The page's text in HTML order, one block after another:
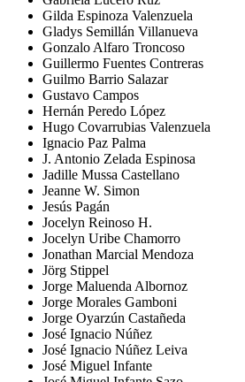
Gilda Espinoza Valenzuela
Gladys Semillán Villanueva
Gonzalo Alfaro Troncoso
Guillermo Fuentes Contreras
Guilmo Barrio Salazar
Gustavo Campos
Hernán Peredo López
Hugo Covarrubias Valenzuela
Ignacio Paz Palma
J. Antonio Zelada Espinosa
Jadille Mussa Castellano
Jeanne W. Simon
Jesús Pagán
Jocelyn Reinoso H.
Jocelyn Uribe Chamorro
Jonathan Marcial Mendoza
Jörg Stippel
Jorge Maluenda Albornoz
Jorge Morales Gamboni
Jorge Oyarzún Castañeda
José Ignacio Núñez
José Ignacio Núñez Leiva
José Miguel Infante